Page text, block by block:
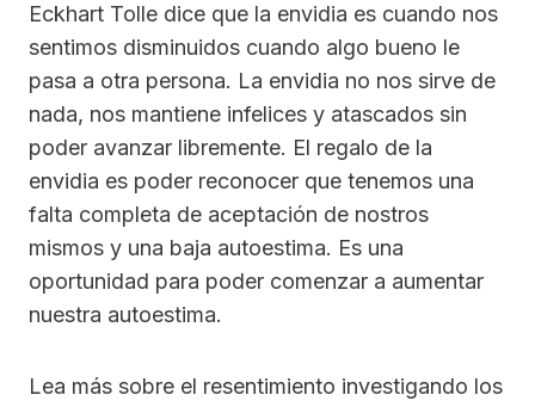
Eckhart Tolle dice que la envidia es cuando nos
sentimos disminuidos cuando algo bueno le
pasa a otra persona. La envidia no nos sirve de
nada, nos mantiene infelices y atascados sin
poder avanzar libremente. El regalo de la
envidia es poder reconocer que tenemos una
falta completa de aceptación de nostros
mismos y una baja autoestima. Es una
oportunidad para poder comenzar a aumentar
nuestra autoestima.
Lea más sobre el resentimiento investigando los